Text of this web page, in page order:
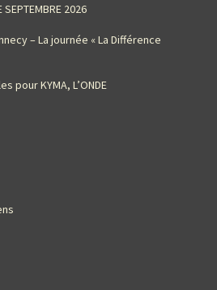
SEPTEMBRE 2026
– La journée « La Différence
pour KYMA, L’ONDE